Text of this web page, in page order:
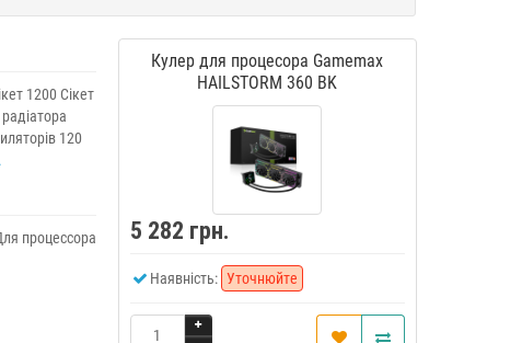
1200 Сікет
120
процессора
Кулер для процесора Gamemax
HAILSTORM 360 BK
5 282 грн.
Наявність: Уточнюйте